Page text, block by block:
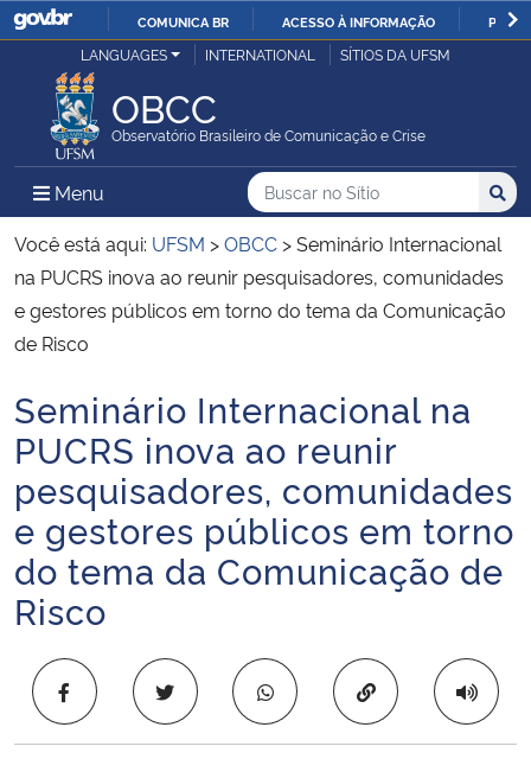
IR
COMUNICA BR ACESSO À INFORMAÇÃO
Ministério da Justiça e Segurança Pública
Ministério da Defesa
Ministério das Relações Exteriores
Ministério da Economia
Ministério da Agricultura, Pecuária e Abastecimento
Ministério da Educação
Ministério da Cidadania
Ministério da Saúde
Ministério de Minas e Energia
Ministério da Ciência, Tecnologia, Inovações e Comunicações
LANGUAGES INTERNATIONAL SÍTIOS DA UFSM
OBCC
Observatório Brasileiro de Comunicação e Crise
Menu Menu Principal do Sítio
Busca
Buscar no no Sítio
Busca:
Você está aqui: UFSM >OBCC >Seminário Internacional
na PUCRS inova ao reunir pesquisadores, comunidades
e gestores públicos em torno do tema da Comunicação
de Risco
Início do conteúdo
Seminário Internacional na
PUCRS inova ao reunir
pesquisadores, comunidades
e gestores públicos em torno
do tema da Comunicação de
Risco
Copiar para área